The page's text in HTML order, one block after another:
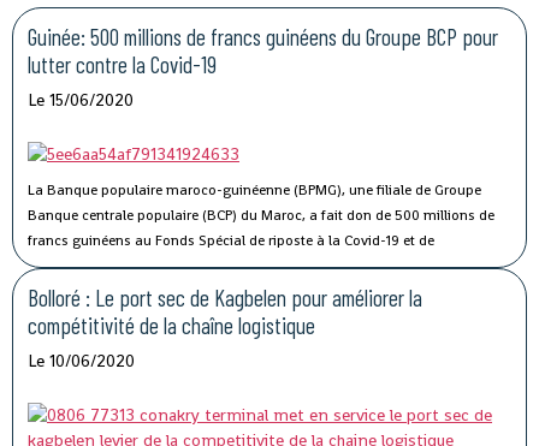
Guinée: 500 millions de francs guinéens du Groupe BCP pour
lutter contre la Covid-19
Le 15/06/2020
La Banque populaire maroco-guinéenne (BPMG), une filiale de Groupe
Banque centrale populaire (BCP) du Maroc, a fait don de 500 millions de
francs guinéens au Fonds Spécial de riposte à la Covid-19 et de
stabilisation économique de la Guinée.
Bolloré : Le port sec de Kagbelen pour améliorer la
compétitivité de la chaîne logistique
Le 10/06/2020